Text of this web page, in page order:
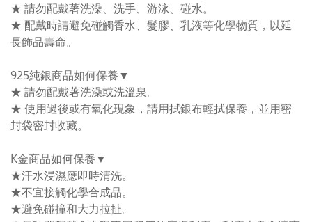
★ 請勿配戴著洗澡、洗手、游泳、碰水。
★ 配戴時請避免碰觸香水、髮膠、乳液等化學物質，以延
長飾品壽命。
925純銀商品如何保養▼
★ 請勿配戴著洗澡或洗溫泉。
★ 使用過後或有氧化現象，請用拭銀布輕拭保養，並用密
封袋密封收藏。
K金商品如何保養▼
★汗水浸濕應即時清洗。
★不宜接觸化學合成品。
★避免碰撞和大力拉扯。